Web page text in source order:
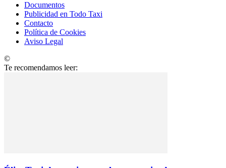
Documentos
Publicidad en Todo Taxi
Contacto
Política de Cookies
Aviso Legal
©
Te recomendamos leer: